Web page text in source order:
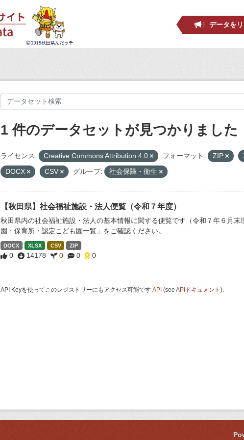
データを
1 件のデータセットが見つかりました
ライセンス: Creative Commons Attribution 4.0 フォーマット: ZIP
DOCX
CSV グループ: 社会保障・衛生
【秋田県】社会福祉施設・法人便覧（令和７年度）
秋田県内の社会福祉施設・法人の基本情報に関する便覧です（令和７年６月
園・保育所・認定こども園一覧」をご確認ください。
DOCX XLSX CSV ZIP
0 14178 0 0 0
API Keyを使ってこのレジストリーにもアクセス可能です API (see APIドキュメント ).